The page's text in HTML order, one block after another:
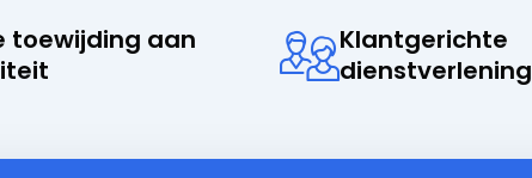
toewijding aan
Klantgerichte
dienstverlening